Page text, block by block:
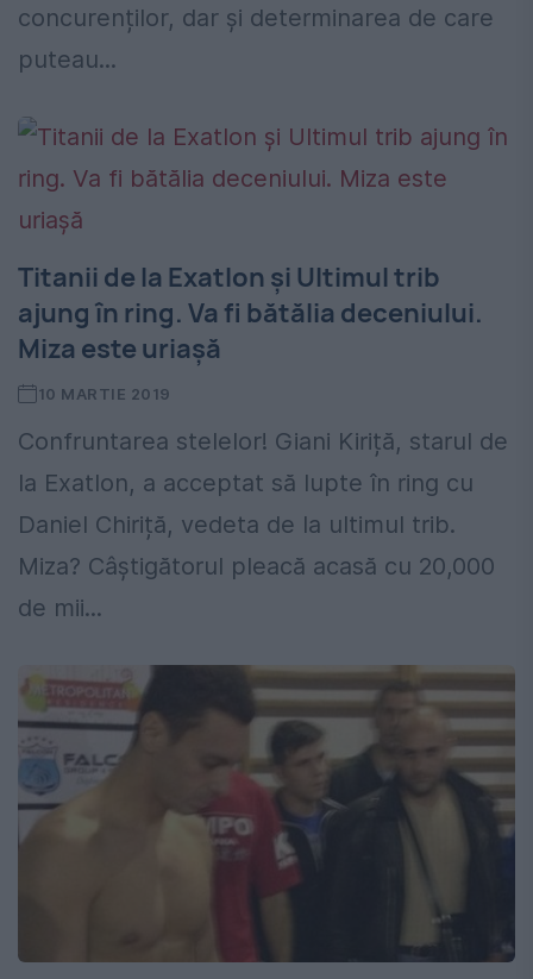
concurenților, dar și determinarea de care
puteau...
Titanii de la Exatlon și Ultimul trib
ajung în ring. Va fi bătălia deceniului.
Miza este uriașă
10 MARTIE 2019
Confruntarea stelelor! Giani Kiriță, starul de
la Exatlon, a acceptat să lupte în ring cu
Daniel Chiriță, vedeta de la ultimul trib.
Miza? Câștigătorul pleacă acasă cu 20,000
de mii...